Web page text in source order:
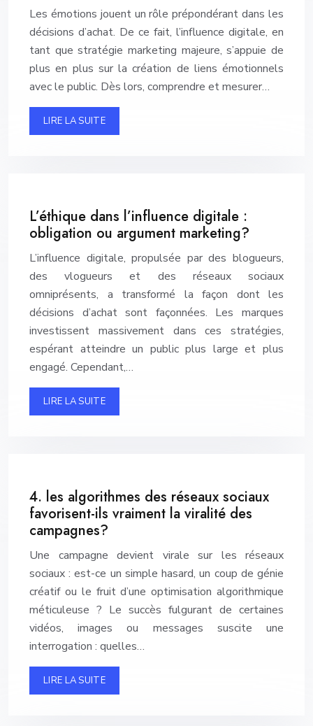
Les émotions jouent un rôle prépondérant dans les
décisions d’achat. De ce fait, l’influence digitale, en
tant que stratégie marketing majeure, s’appuie de
plus en plus sur la création de liens émotionnels
avec le public. Dès lors, comprendre et mesurer…
LIRE LA SUITE
L’éthique dans l’influence digitale :
obligation ou argument marketing?
L’influence digitale, propulsée par des blogueurs,
des vlogueurs et des réseaux sociaux
omniprésents, a transformé la façon dont les
décisions d’achat sont façonnées. Les marques
investissent massivement dans ces stratégies,
espérant atteindre un public plus large et plus
engagé. Cependant,…
LIRE LA SUITE
4. les algorithmes des réseaux sociaux
favorisent-ils vraiment la viralité des
campagnes?
Une campagne devient virale sur les réseaux
sociaux : est-ce un simple hasard, un coup de génie
créatif ou le fruit d’une optimisation algorithmique
méticuleuse ? Le succès fulgurant de certaines
vidéos, images ou messages suscite une
interrogation : quelles…
LIRE LA SUITE